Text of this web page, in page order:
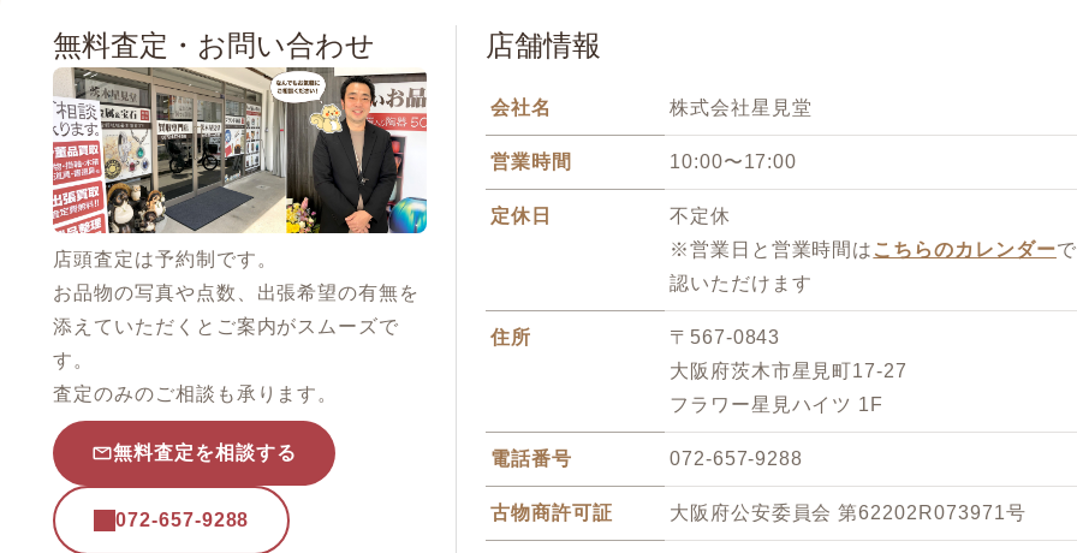
無料査定・お問い合わせ
店頭査定は予約制です。
お品物の写真や点数、出張希望の有無を
添えていただくとご案内がスムーズで
す。
査定のみのご相談も承ります。
無料査定を相談する
072-657-9288
店舗情報
会社名 株式会社星見堂
営業時間 10:00〜17:00
定休日
不定休
※営業日と営業時間は こちらのカレンダー
認いただけます
住所
〒567-0843
大阪府茨木市星見町17-27
フラワー星見ハイツ 1F
電話番号 072-657-9288
古物商許可証 大阪府公安委員会 第62202R073971号